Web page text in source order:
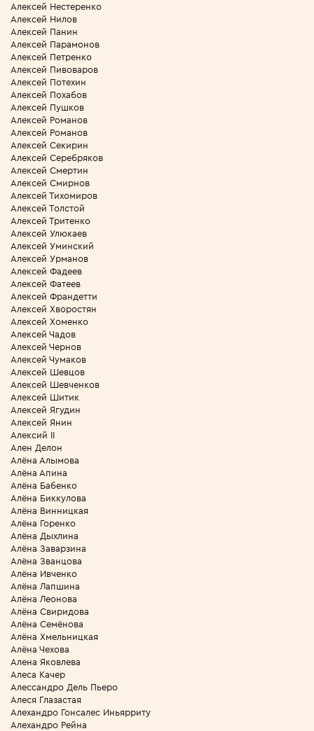
Алексей Нестеренко
Алексей Нилов
Алексей Панин
Алексей Парамонов
Алексей Петренко
Алексей Пивоваров
Алексей Потехин
Алексей Похабов
Алексей Пушков
Алексей Романов
Алексей Романов
Алексей Секирин
Алексей Серебряков
Алексей Смертин
Алексей Смирнов
Алексей Тихомиров
Алексей Толстой
Алексей Тритенко
Алексей Улюкаев
Алексей Уминский
Алексей Урманов
Алексей Фадеев
Алексей Фатеев
Алексей Франдетти
Алексей Хворостян
Алексей Хоменко
Алексей Чадов
Алексей Чернов
Алексей Чумаков
Алексей Шевцов
Алексей Шевченков
Алексей Шитик
Алексей Ягудин
Алексей Янин
Алексий II
Ален Делон
Алёна Алымова
Алёна Апина
Алёна Бабенко
Алёна Биккулова
Алёна Винницкая
Алёна Горенко
Алёна Дыхлина
Алёна Заварзина
Алёна Званцова
Алёна Ивченко
Алёна Лапшина
Алёна Леонова
Алёна Свиридова
Алёна Семёнова
Алёна Хмельницкая
Алёна Чехова
Алена Яковлева
Алеса Качер
Алессандро Дель Пьеро
Алеся Глазастая
Алехандро Гонсалес Иньярриту
Алехандро Рейна